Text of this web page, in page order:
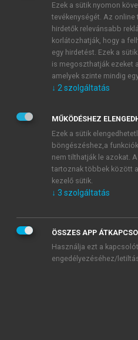
JELSZÓ ÚJRA
Kérek értesítést a MeRSZ
Kérek értesítést az
Adatkezelési
veszem és elfogadom.
Általános vásárlási
mersz.huoldalak
tudomásul veszem és
Ezek a sütik nyomon
tevékenységét. Az online
hirdetők relevánsabb
korlátozhatják, hogy a
egy hirdetést. Ezek a
is megoszthatják ezeket
amelyek szinte mindig
↓ 2 szolgáltatás
MŰKÖDÉSHEZ
Ezek a sütik
böngészéshez,a
nem tilthatják le azokat.
tartoznak többek között
kezelő sütik.
↓ 3 szolgáltatás
ÖSSZES APP
Használja ezt a
engedélyezéséhez/